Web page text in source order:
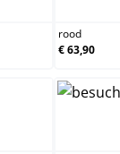
rood
€ 63,90